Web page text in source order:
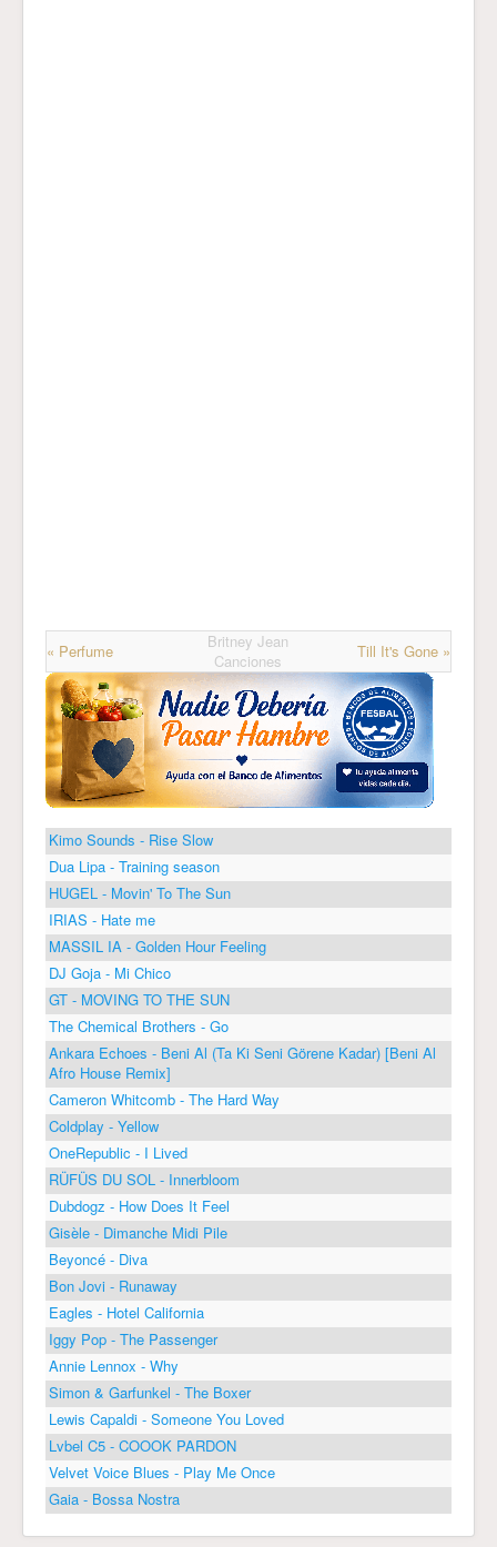
« Perfume
Britney Jean
Canciones
Till It's Gone »
Kimo Sounds - Rise Slow
Dua Lipa - Training season
HUGEL - Movin' To The Sun
IRIAS - Hate me
MASSIL IA - Golden Hour Feeling
DJ Goja - Mi Chico
GT - MOVING TO THE SUN
The Chemical Brothers - Go
Ankara Echoes - Beni Al (Ta Ki Seni Görene Kadar) [Beni Al
Afro House Remix]
Cameron Whitcomb - The Hard Way
Coldplay - Yellow
OneRepublic - I Lived
RÜFÜS DU SOL - Innerbloom
Dubdogz - How Does It Feel
Gisèle - Dimanche Midi Pile
Beyoncé - Diva
Bon Jovi - Runaway
Eagles - Hotel California
Iggy Pop - The Passenger
Annie Lennox - Why
Simon & Garfunkel - The Boxer
Lewis Capaldi - Someone You Loved
Lvbel C5 - COOOK PARDON
Velvet Voice Blues - Play Me Once
Gaia - Bossa Nostra